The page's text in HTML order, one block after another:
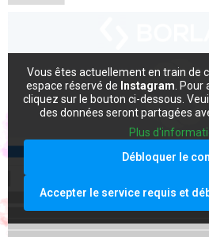
Vous êtes actuellement en train de
espace réservé de Instagram .
cliquez sur le bouton ci-dessous.
des données seront partagées
Plus
Débloquer le
Accepter le service requis et